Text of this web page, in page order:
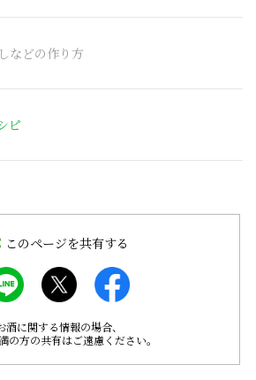
などの作り方
ピ
このページを共有する
酒に関する情報の場合、
の方の共有はご遠慮ください。